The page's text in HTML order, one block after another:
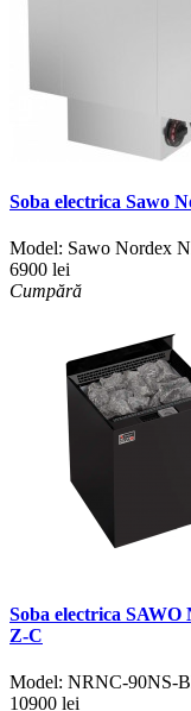
Soba electrica Sawo
Model: Sawo Nordex
6900 lei
Cumpără
Soba electrica
Z-C
Model: NRNC-90NS-
10900 lei